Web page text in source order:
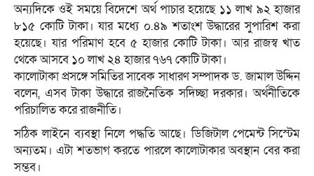
অন্যদিকে ওই সময়ে বিদেশে অর্থ পাচার হয়েছে ১১ লাখ ৯২ হাজার
৮১৫ কোটি টাকা। যার মধ্যে ০.৪৯ শতাংশ উদ্ধারের সুপারিশ করা
হয়েছে। যার পরিমাণ হবে ৫ হাজার কোটি টাকা। আর রাজস্ব খাত
থেকে আসবে ১০ লাখ ২৪ হাজার ৭৬৭ কোটি টাকা।
কালোটাকা প্রসঙ্গে সমিতির সাবেক সাধারণ সম্পাদক ড. জামাল উদ্দিন
বলেন, এসব টাকা উদ্ধারে রাজনৈতিক সদিচ্ছা দরকার। অর্থনীতিকে
পরিচালিত করে রাজনীতি।
সঠিক লাইনে ব্যবস্থা নিলে পদ্ধতি আছে। ডিজিটাল পেমেন্ট সিস্টেম
অন্যতম। এটা শতভাগ করতে পারলে কালোটাকার অবস্থান বের করা
সম্ভব।